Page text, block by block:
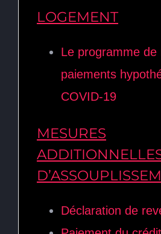
LOGEMENT
Le programme de
paiements
COVID-19
MESURES
Déclaration de